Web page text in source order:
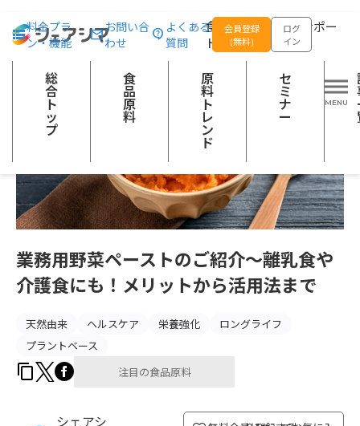
食品の企画開発をサポー
トする
料金プラ
ン・機能
お問い合
わせ
よくある
質問
会員登録
(無料)
ログ
イン
総
合
ト
ッ
プ
食
品
原
料
原
料
ト
レ
ン
ド
セ
ミ
ナ
ー
総合トップ 記事一覧 注目の食品原料 業務用野菜ペーストのご
業務用野菜ペーストのご紹介〜離乳食や
介護食にも！メリットから活用法まで
天然由来 ヘルスケア 栄養強化
ロングライフ
プラントベース
注目の食品原料
シェアシ